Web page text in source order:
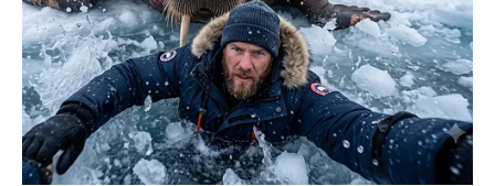
snažna i uzbudljiva.
Zvezde vam poručuju da je vreme da verujete u svoju
snagu i da hrabro napravite korak napred.
Devica